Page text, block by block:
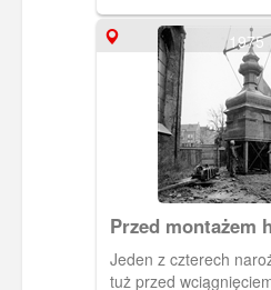
wiernych. Tak więc
r. do budowy nowego
Wniebowstąpienia,
został w 1904, a
konsekrowany 19
widocznym zdjęciu
pierwszy kościół jest
wyburzeniem, zaś
fazie budowy.
1975
Przed montażem
kościele św.
Jeden z czterech
tuż przed